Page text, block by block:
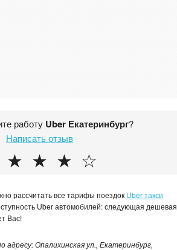
работу Uber Екатеринбург?
Написать отзыв
☆
★
★
★
рассчитать все тарифы поездок Uber такси
Uber автомобилей: следующая дешевая
Вас!
адресу: Опалихинская ул., Екатеринбург,